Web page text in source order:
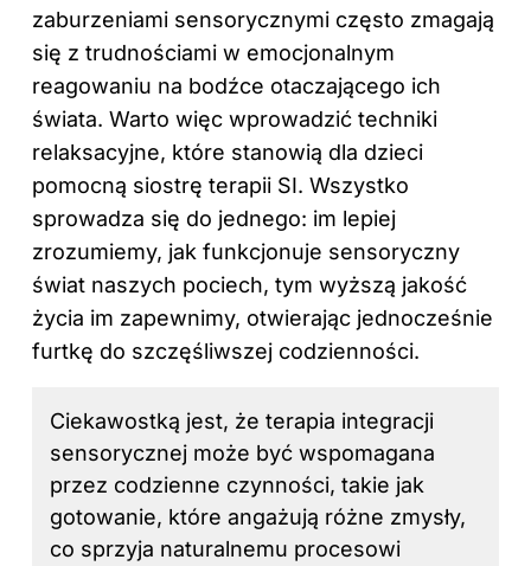
zaburzeniami sensorycznymi często zmagają
się z trudnościami w emocjonalnym
reagowaniu na bodźce otaczającego ich
świata. Warto więc wprowadzić techniki
relaksacyjne, które stanowią dla dzieci
pomocną siostrę terapii SI. Wszystko
sprowadza się do jednego: im lepiej
zrozumiemy, jak funkcjonuje sensoryczny
świat naszych pociech, tym wyższą jakość
życia im zapewnimy, otwierając jednocześnie
furtkę do szczęśliwszej codzienności.
Ciekawostką jest, że terapia integracji
sensorycznej może być wspomagana
przez codzienne czynności, takie jak
gotowanie, które angażują różne zmysły,
co sprzyja naturalnemu procesowi